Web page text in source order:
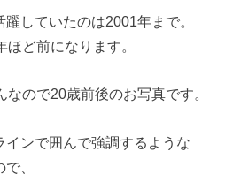
していたのは2001年まで。
ど前になります。
ので20歳前後のお写真です。
インで囲んで強調するような
、